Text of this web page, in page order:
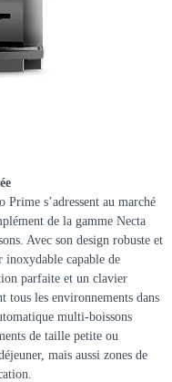
s’adressent au marché
de la gamme Necta
Avec son design robuste et
inoxydable capable de
parfaite et un clavier
les environnements dans
multi-boissons
de taille petite ou
mais aussi zones de